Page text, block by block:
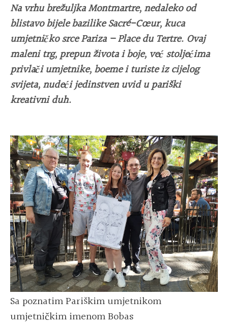
Na vrhu brežuljka Montmartre, nedaleko od
blistavo bijele bazilike Sacré-Cœur, kuca
umjetničko srce Pariza – Place du Tertre. Ovaj
maleni trg, prepun života i boje, već stoljećima
privlači umjetnike, boeme i turiste iz cijelog
svijeta, nudeći jedinstven uvid u pariški
kreativni duh.
Sapoznatim Pariškim umjetnikom
umjetničkim imenom Bobas